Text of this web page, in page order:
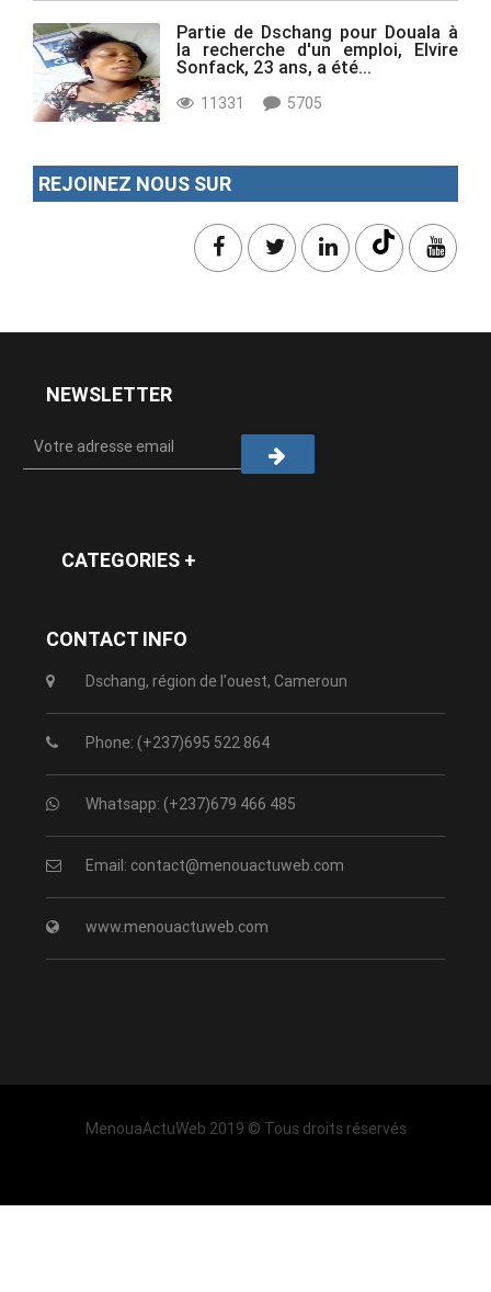
Partie de Dschang pour Douala à
la recherche d'un emploi, Elvire
Sonfack, 23 ans, a été...
11331 5705
REJOINEZ NOUS SUR
NEWSLETTER
CATEGORIES +
CONTACT INFO
Dschang, région de l'ouest, Cameroun
Phone: (+237)695 522 864
Whatsapp: (+237)679 466 485
Email: contact@menouactuweb.com
www.menouactuweb.com
MenouaActuWeb 2019 © Tous droits réservés